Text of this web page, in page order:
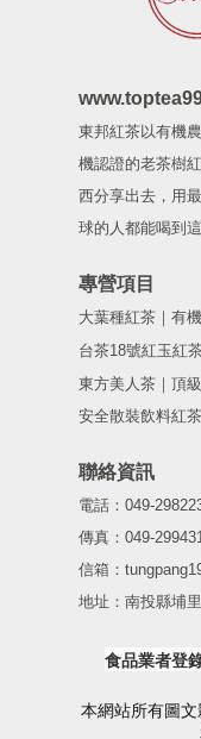
東邦紅茶以有機
機認證的老茶樹
西分享出去，用
球的人都能喝到
專營項目
大葉種紅茶｜有
台茶18號紅玉紅茶
東方美人茶｜頂
安全散裝飲料紅
聯絡資訊
電話：049-
傳真：049-
信箱：
地址：南投縣埔
食品業者登
本網站所有圖